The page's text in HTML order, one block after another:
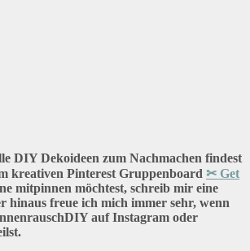
DIY Dekoideen zum Nachmachen findest
kreativen Pinterest Gruppenboard ✂ Get
mitpinnen möchtest, schreib mir eine
hinaus freue ich mich immer sehr, wenn
auf Instagram oder